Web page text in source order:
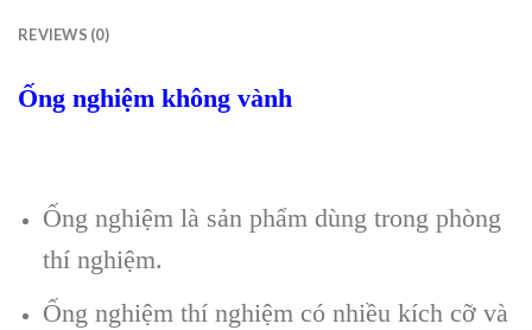
REVIEWS (0)
Ống nghiệm không vành
Ống nghiệm là sản phẩm dùng trong phòng
thí nghiệm.
Ống nghiệm thí nghiệm có nhiều kích cỡ và